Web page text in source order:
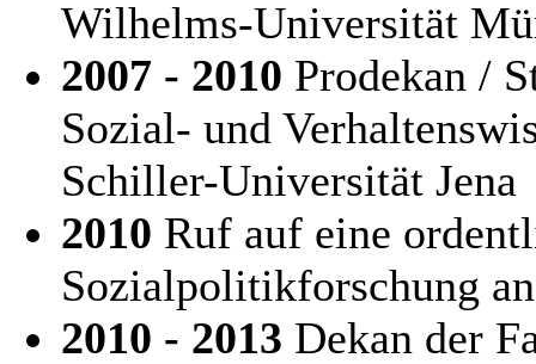
Wilhelms-Universität
2007 - 2010 Prodekan /
Sozial- und
Schiller-Universität Jena
2010 Ruf auf eine
Sozialpolitikforschung
2010 - 2013 Dekan der